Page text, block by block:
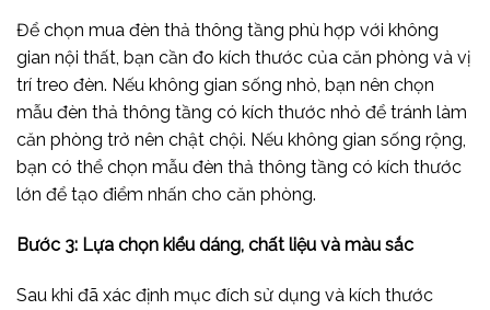
Để chọn mua đèn thả thông tầng phù hợp với không
gian nội thất, bạn cần đo kích thước của căn phòng và vị
trí treo đèn. Nếu không gian sống nhỏ, bạn nên chọn
mẫu đèn thả thông tầng có kích thước nhỏ để tránh làm
căn phòng trở nên chật chội. Nếu không gian sống rộng,
bạn có thể chọn mẫu đèn thả thông tầng có kích thước
lớn để tạo điểm nhấn cho căn phòng.
Bước 3: Lựa chọn kiểu dáng, chất liệu và màu sắc
Sau khi đã xác định mục đích sử dụng và kích thước